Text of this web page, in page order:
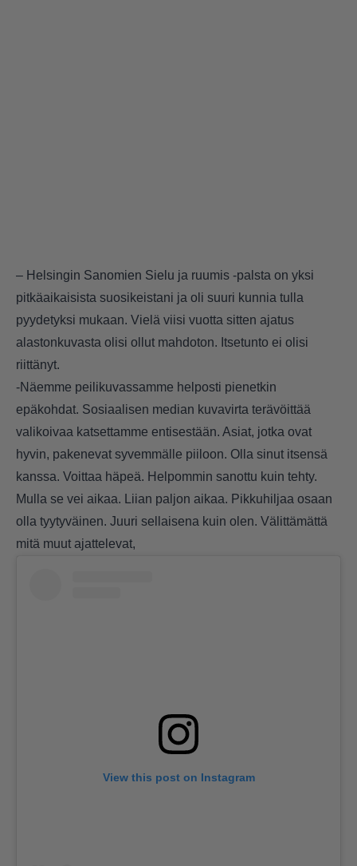
– Helsingin Sanomien Sielu ja ruumis -palsta on yksi
pitkäaikaisista suosikeistani ja oli suuri kunnia tulla
pyydetyksi mukaan. Vielä viisi vuotta sitten ajatus
alastonkuvasta olisi ollut mahdoton. Itsetunto ei olisi
riittänyt.
-Näemme peilikuvassamme helposti pienetkin
epäkohdat. Sosiaalisen median kuvavirta terävöittää
valikoivaa katsettamme entisestään. Asiat, jotka ovat
hyvin, pakenevat syvemmälle piiloon. Olla sinut itsensä
kanssa. Voittaa häpeä. Helpommin sanottu kuin tehty.
Mulla se vei aikaa. Liian paljon aikaa. Pikkuhiljaa osaan
olla tyytyväinen. Juuri sellaisena kuin olen. Välittämättä
mitä muut ajattelevat,
View this post on Instagram